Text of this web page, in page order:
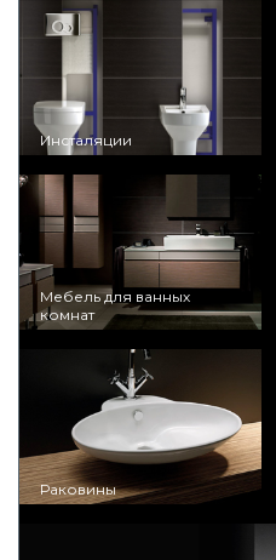
Инсталяции
Мебель для ванных
комнат
Раковины